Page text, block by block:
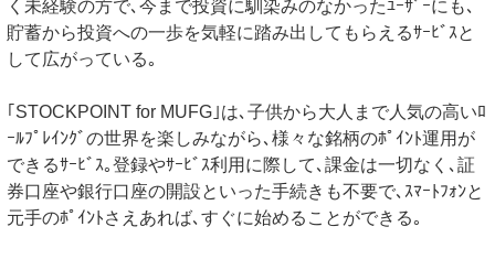
く未経験の方で､今まで投資に馴染みのなかったﾕｰｻﾞｰにも､
貯蓄から投資への一歩を気軽に踏み出してもらえるｻｰﾋﾞｽと
して広がっている｡
｢STOCKPOINT for MUFG｣は､子供から大人まで人気の高いﾛ
ｰﾙﾌﾟﾚｲﾝｸﾞの世界を楽しみながら､様々な銘柄のﾎﾟｲﾝﾄ運用が
できるｻｰﾋﾞｽ｡登録やｻｰﾋﾞｽ利用に際して､課金は一切なく､証
券口座や銀行口座の開設といった手続きも不要で､ｽﾏｰﾄﾌｫﾝと
元手のﾎﾟｲﾝﾄさえあれば､すぐに始めることができる｡